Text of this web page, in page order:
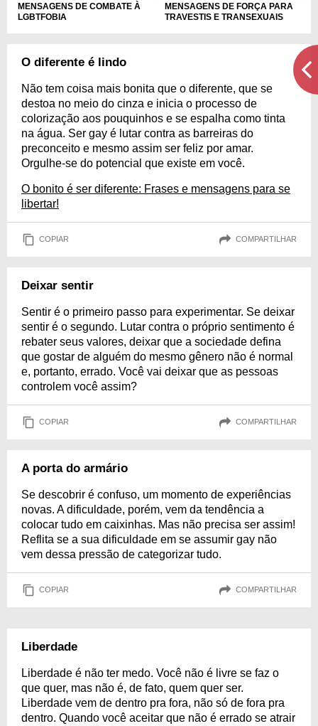
MENSAGENS DE COMBATE À
LGBTFOBIA
MENSAGENS DE FORÇA PARA
TRAVESTIS E TRANSEXUAIS
O diferente é lindo
Não tem coisa mais bonita que o diferente, que se
destoa no meio do cinza e inicia o processo de
colorização aos pouquinhos e se espalha como tinta
na água. Ser gay é lutar contra as barreiras do
preconceito e mesmo assim ser feliz por amar.
Orgulhe-se do potencial que existe em você.
O bonito é ser diferente: Frases e mensagens para se
libertar!
COPIAR COMPARTILHAR
Deixar sentir
Sentir é o primeiro passo para experimentar. Se deixar
sentir é o segundo. Lutar contra o próprio sentimento é
rebater seus valores, deixar que a sociedade defina
que gostar de alguém do mesmo gênero não é normal
e, portanto, errado. Você vai deixar que as pessoas
controlem você assim?
COPIAR COMPARTILHAR
A porta do armário
Se descobrir é confuso, um momento de experiências
novas. A dificuldade, porém, vem da tendência a
colocar tudo em caixinhas. Mas não precisa ser assim!
Reflita se a sua dificuldade em se assumir gay não
vem dessa pressão de categorizar tudo.
COPIAR COMPARTILHAR
Liberdade
Liberdade é não ter medo. Você não é livre se faz o
que quer, mas não é, de fato, quem quer ser.
Liberdade vem de dentro pra fora, não só de fora pra
dentro. Quando você aceitar que não é errado se atrair